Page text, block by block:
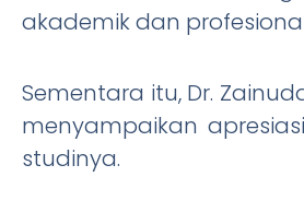
akademik dan
Sementara itu, Dr.
menyampaikan
studinya.